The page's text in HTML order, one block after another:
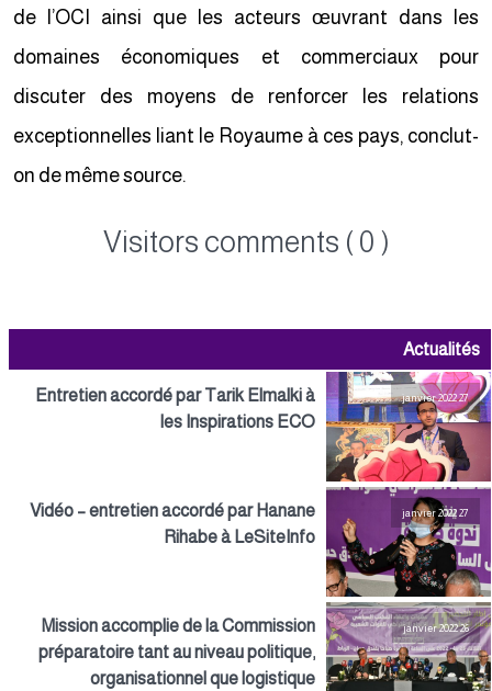
de l’OCI ainsi que les acteurs œuvrant dans les
domaines économiques et commerciaux pour
discuter des moyens de renforcer les relations
exceptionnelles liant le Royaume à ces pays, conclut-
on de même source.
Visitors comments ( 0 )
Actualités
27 janvier 2022
Entretien accordé par Tarik Elmalki à
les Inspirations ECO
27 janvier 2022
Vidéo – entretien accordé par Hanane
Rihabe à LeSiteInfo
26 janvier 2022
Mission accomplie de la Commission
préparatoire tant au niveau politique,
organisationnel que logistique